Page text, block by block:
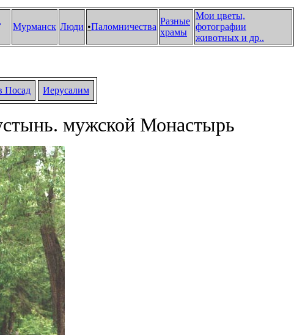
Мурманск Люди •Паломничества
Разные
храмы
Мои цветы,
фотографии
животных и др..
Посад Иерусалим
мужской Монастырь